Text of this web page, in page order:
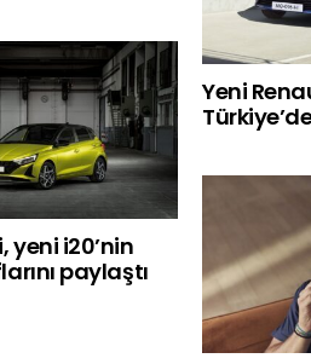
Yeni
yeni i20’nin
paylaştı